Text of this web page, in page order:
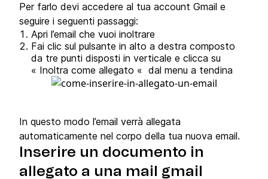
Per farlo devi accedere al tua account Gmail e
seguire i seguenti passaggi:
Apri l’email che vuoi inoltrare
Fai clic sul pulsante in alto a destra composto
da tre punti disposti in verticale e clicca su
« Inoltra come allegato « dal menu a tendina
In questo modo l’email verrà allegata
automaticamente nel corpo della tua nuova email.
Inserire un documento in
allegato a una mail gmail